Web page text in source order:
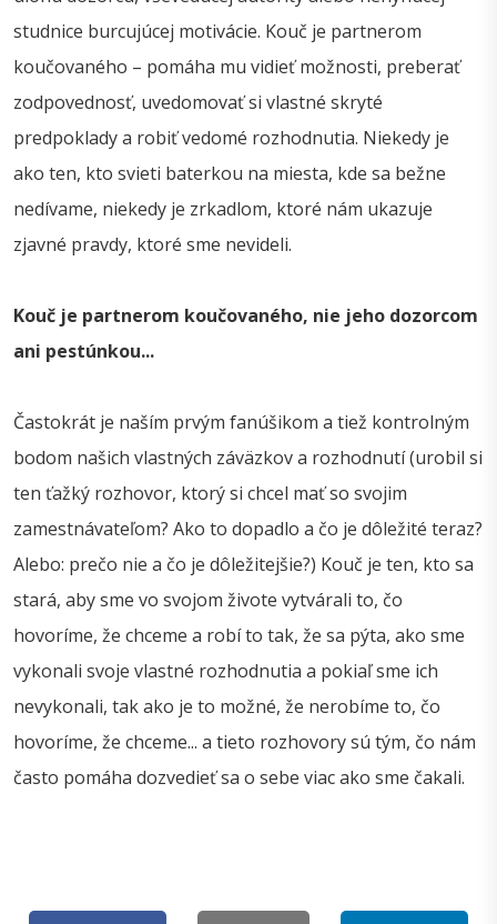
studnice burcujúcej motivácie. Kouč je partnerom
koučovaného – pomáha mu vidieť možnosti, preberať
zodpovednosť, uvedomovať si vlastné skryté
predpoklady a robiť vedomé rozhodnutia. Niekedy je
ako ten, kto svieti baterkou na miesta, kde sa bežne
nedívame, niekedy je zrkadlom, ktoré nám ukazuje
zjavné pravdy, ktoré sme nevideli.
Kouč je partnerom koučovaného, nie jeho dozorcom
ani pestúnkou...
Častokrát je naším prvým fanúšikom a tiež kontrolným
bodom našich vlastných záväzkov a rozhodnutí (urobil si
ten ťažký rozhovor, ktorý si chcel mať so svojim
zamestnávateľom? Ako to dopadlo a čo je dôležité teraz?
Alebo: prečo nie a čo je dôležitejšie?) Kouč je ten, kto sa
stará, aby sme vo svojom živote vytvárali to, čo
hovoríme, že chceme a robí to tak, že sa pýta, ako sme
vykonali svoje vlastné rozhodnutia a pokiaľ sme ich
nevykonali, tak ako je to možné, že nerobíme to, čo
hovoríme, že chceme... a tieto rozhovory sú tým, čo nám
často pomáha dozvedieť sa o sebe viac ako sme čakali.